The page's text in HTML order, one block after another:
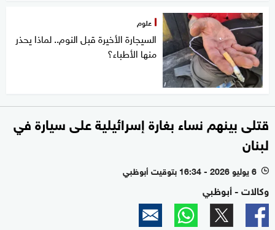
علوم
السيجارة الأخيرة قبل النوم.. لماذا يحذر
منها الأطباء؟
قتلى بينهم نساء بغارة إسرائيلية على سيارة في
لبنان
l 6 يوليو 2026 - 16:34 بتوقيت أبوظبي
وكالات - أبوظبي